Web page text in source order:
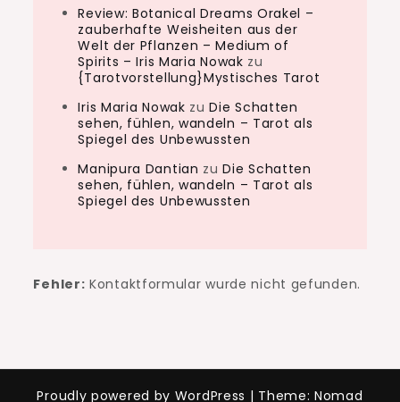
Review: Botanical Dreams Orakel –
zauberhafte Weisheiten aus der
Welt der Pflanzen – Medium of
Spirits – Iris Maria Nowak zu
{Tarotvorstellung}Mystisches Tarot
Iris Maria Nowak zuDie Schatten
sehen, fühlen, wandeln – Tarot als
Spiegel des Unbewussten
Manipura Dantian zuDie Schatten
sehen, fühlen, wandeln – Tarot als
Spiegel des Unbewussten
Fehler: Kontaktformular wurde nicht gefunden.
Proudly powered by WordPress | Theme: Nomad